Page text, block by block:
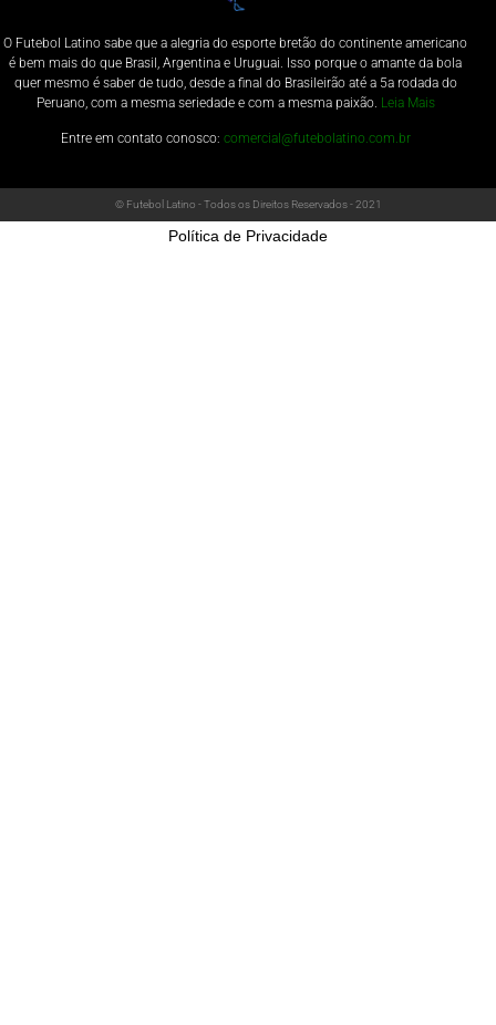
O Futebol Latino sabe que a alegria do esporte bretão do continente americano
é bem mais do que Brasil, Argentina e Uruguai. Isso porque o amante da bola
quer mesmo é saber de tudo, desde a final do Brasileirão até a 5a rodada do
Peruano, com a mesma seriedade e com a mesma paixão. Leia Mais
Entre em contato conosco: comercial@futebolatino.com.br
© Futebol Latino - Todos os Direitos Reservados - 2021
Política de Privacidade